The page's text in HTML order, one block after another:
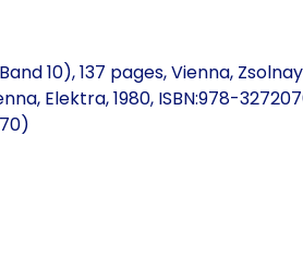
10), 137 pages, Vienna,
Elektra, 1980, ISBN:978-